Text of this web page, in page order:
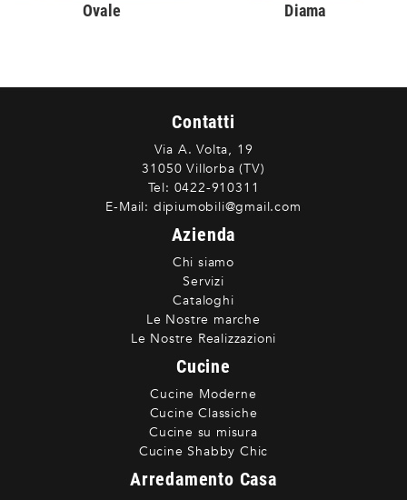
Ovale Diama
Contatti
Via A. Volta, 19
31050 Villorba (TV)
Tel: 0422-910311
E-Mail: dipiumobili@gmail.com
Azienda
Chi siamo
Servizi
Cataloghi
Le Nostre marche
Le Nostre Realizzazioni
Cucine
Cucine Moderne
Cucine Classiche
Cucine su misura
Cucine Shabby Chic
Arredamento Casa